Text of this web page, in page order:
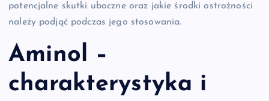
potencjalne skutki uboczne oraz jakie środki ostrożności
należy podjąć podczas jego stosowania.
Aminol –
charakterystyka i